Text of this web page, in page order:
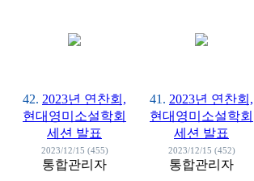
42. 2023년 연찬회,
현대영미소설학회
세션 발표
2023/12/15 (455)
통합관리자
41. 2023년 연찬회,
현대영미소설학회
세션 발표
2023/12/15 (452)
통합관리자